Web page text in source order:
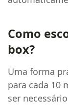
Como
box?
Uma forma
para cada 10
ser